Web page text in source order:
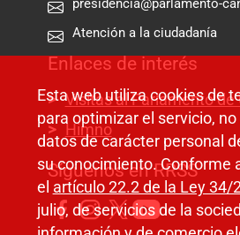
presidencia@parlamento-
Atención a la ciudadanía
Enlaces de interés
Visitas al Parlamento de
Himno
Síguenos en RRSS
Esta web utiliza cookies de
para optimizar el servicio,
datos de carácter personal
su conocimiento. Conforme
el artículo 22.2 de la Ley 34/
julio, de servicios de la